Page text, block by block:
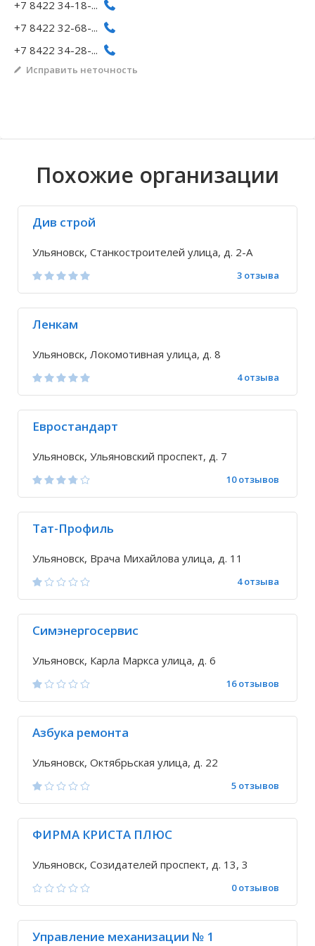
Волгоградская область
Кировоградская область
Восточно-Казахстанская область
Архангельское
+7 8422 34-18-...
+7 8422 32-68-...
+7 8422 34-28-...
Исправить неточность
Похожие организации
Див строй
Ульяновск, Станкостроителей улица, д. 2-А
3 отзыва
Ленкам
Ульяновск, Локомотивная улица, д. 8
4 отзыва
Евростандарт
Ульяновск, Ульяновский проспект, д. 7
10 отзывов
Тат-Профиль
Ульяновск, Врача Михайлова улица, д. 11
4 отзыва
Симэнергосервис
Ульяновск, Карла Маркса улица, д. 6
16 отзывов
Азбука ремонта
Ульяновск, Октябрьская улица, д. 22
5 отзывов
ФИРМА КРИСТА ПЛЮС
Ульяновск, Созидателей проспект, д. 13, 3
0 отзывов
Управление механизации № 1